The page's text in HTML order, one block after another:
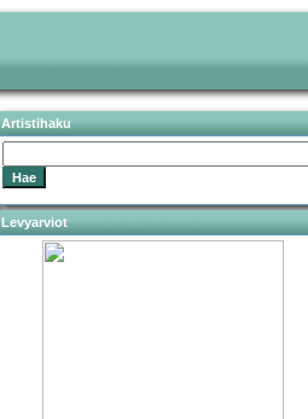
Artistihaku
Levyarviot